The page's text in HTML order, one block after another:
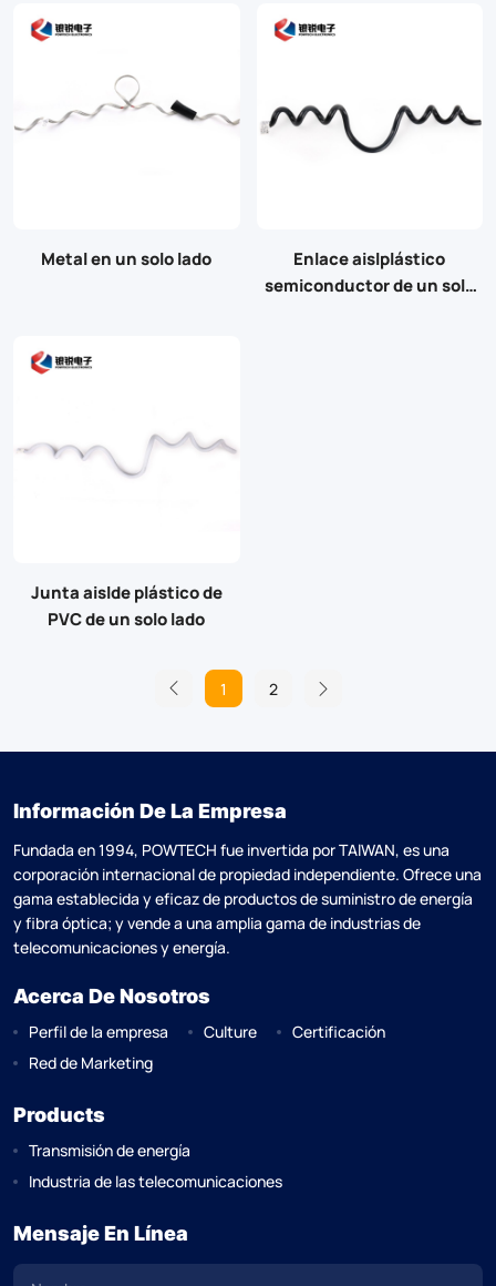
Metal en un solo lado
Enlace aislplástico
semiconductor de un solo
Junta aislde plástico de
PVC de un solo lado
1 2
Información De La Empresa
Fundada en 1994, POWTECH fue invertida por TAlWAN, es una
corporación internacional de propiedad independiente. Ofrece una
gama establecida y eficaz de productos de suministro de energía
y fibra óptica; y vende a una amplia gama de industrias de
telecomunicaciones y energía.
Acerca De Nosotros
Perfil de la empresa Culture
Certificación
Red de Marketing
Products
Transmisión de energía
Industria de las telecomunicaciones
Mensaje En Línea